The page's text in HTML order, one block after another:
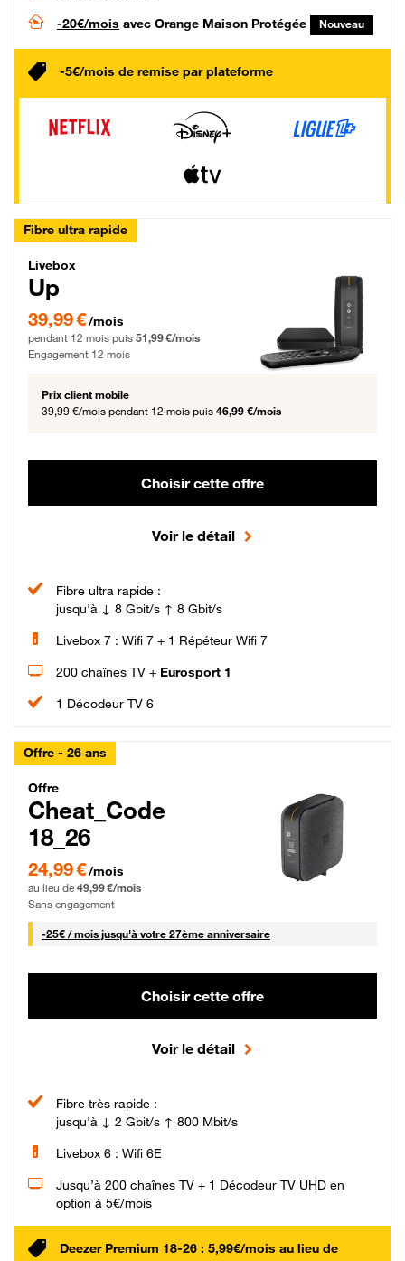
-20€/mois avec Orange Maison Protégée Nouveau
-5€/mois de remise par plateforme
Fibre ultra rapide
Livebox Up Fibre
Livebox
Up
39,99 € par mois pendant 12 mois puis 51,99 € par mois, Engagement 12 mois
39,99 €/mois
pendant 12 mois puis 51,99 €/mois
Engagement 12 mois
Prix client mobile
39,99 €/mois pendant 12 mois puis 46,99 €/mois
Choisir cette offre
Voir le détail
Fibre ultra rapide :
jusqu'à ↓ 8 Gbit/s ↑ 8 Gbit/s
Livebox 7 : Wifi 7 + 1 Répéteur Wifi 7
200 chaînes TV + Eurosport 1
1 Décodeur TV 6
Offre - 26 ans
Cheat_Code Fibre_18_26
Offre
Cheat_Code
18_26
24,99 € par mois pendant 0 mois puis 49,99 € par mois, Sans engagement
24,99 €/mois
au lieu de 49,99 €/mois
Sans engagement
-25€ / mois25 € par mois
jusqu'à votre 27ème anniversaire
Choisir cette offre
Voir le détail
Fibre très rapide :
jusqu'à ↓ 2 Gbit/s ↑ 800 Mbit/s
Livebox 6 : Wifi 6E
Jusqu’à 200 chaînes TV + 1 Décodeur TV UHD en
option à 5€/mois
Deezer Premium 18-26 : 5,99€/mois au lieu de